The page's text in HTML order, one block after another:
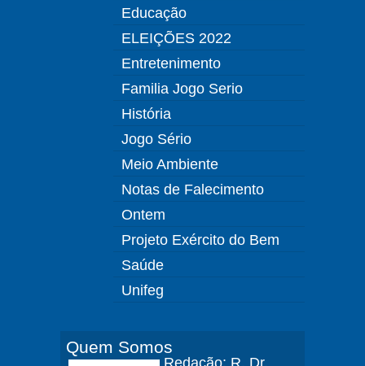
Educação
ELEIÇÕES 2022
Entretenimento
Familia Jogo Serio
História
Jogo Sério
Meio Ambiente
Notas de Falecimento
Ontem
Projeto Exército do Bem
Saúde
Unifeg
Quem Somos
Redação: R. Dr.